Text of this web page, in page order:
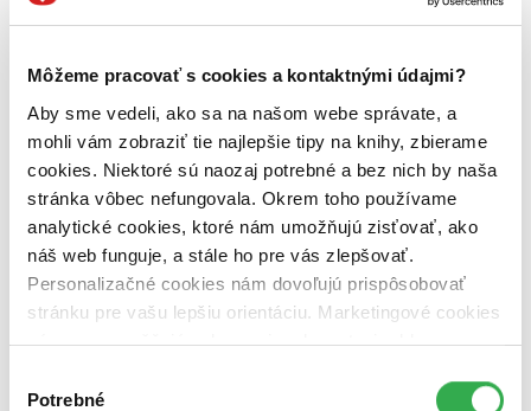
Môžeme pracovať s cookies a kontaktnými údajmi?
Aby sme vedeli, ako sa na našom webe správate, a
mohli vám zobraziť tie najlepšie tipy na knihy, zbierame
cookies. Niektoré sú naozaj potrebné a bez nich by naša
stránka vôbec nefungovala. Okrem toho používame
analytické cookies, ktoré nám umožňujú zisťovať, ako
náš web funguje, a stále ho pre vás zlepšovať.
Personalizačné cookies nám dovoľujú prispôsobovať
stránku pre vašu lepšiu orientáciu. Marketingové cookies
nám zas umožňujú zobrazenie relevantnej reklamy.
nám pomohlo, keby sme mohli používať všetky tieto
súhlasu
Potrebné
Autor článku:
Milí Martinusáci,
naša práca nás neuveriteľne baví. Je to hlavne preto, lebomilujeme
knihy a čítanie. Ale aj preto, že jediné, čo nás baví ešte viac, je
prinášať vám radosť. Nie je pre nás väčšej odmeny, ako váš
spokojný úsmev, prípadne tiché uznanlivé „wow“. Milujeme to.
Milujeme túto prácu. A milujeme vás, našich zákazníkov. Ak sa vám
zdá, že to robíme dobre, veľmi nás poteší vaša podpora v
Shop roka.Ďakujeme! 🙂
Podporiť nás môžetejednoduchým vyplnením formulárapriamo
TU. A aby ste to mali ešte trochu ľahšie, trochu sme vám s tým
a neustále si uvedomujeme, že